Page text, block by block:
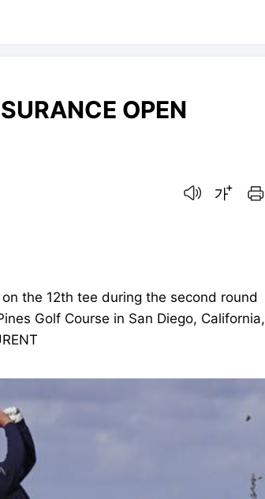
OPEN
the 12th tee during the second round
Golf Course in San Diego, California,